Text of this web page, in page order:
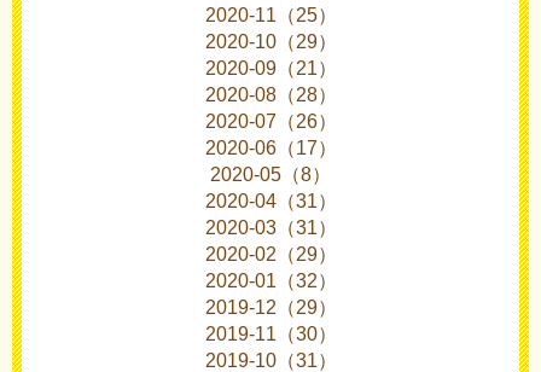
2020-11（25）
2020-10（29）
2020-09（21）
2020-08（28）
2020-07（26）
2020-06（17）
2020-05（8）
2020-04（31）
2020-03（31）
2020-02（29）
2020-01（32）
2019-12（29）
2019-11（30）
2019-10（31）